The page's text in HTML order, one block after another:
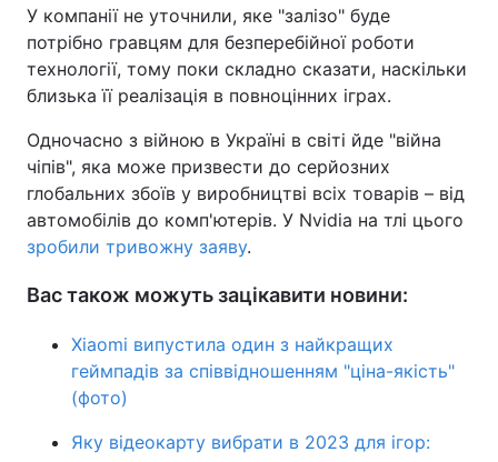
У компанії не уточнили, яке "залізо" буде
потрібно гравцям для безперебійної роботи
технології, тому поки складно сказати, наскільки
близька її реалізація в повноцінних іграх.
Одночасно з війною в Україні в світі йде "війна
чіпів", яка може призвести до серйозних
глобальних збоїв у виробництві всіх товарів – від
автомобілів до комп'ютерів. У Nvidia на тлі цього
зробили тривожну заяву.
Вас також можуть зацікавити новини:
Xiaomi випустила один з найкращих
геймпадів за співвідношенням "ціна-якість"
(фото)
Яку відеокарту вибрати в 2023 для ігор: